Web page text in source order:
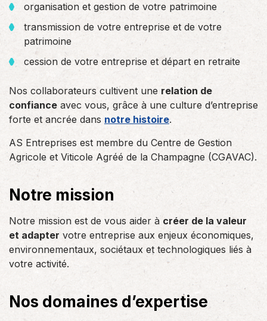
organisation et gestion de votre patrimoine
transmission de votre entreprise et de votre
patrimoine
cession de votre entreprise et départ en retraite
Nos collaborateurs cultivent une relation de
confiance avec vous, grâce à une culture d’entreprise
forte et ancrée dans notre histoire.
AS Entreprises est membre du Centre de Gestion
Agricole et Viticole Agréé de la Champagne (CGAVAC).
Notre mission
Notre mission est de vous aider à créer de la valeur
et adapter votre entreprise aux enjeux économiques,
environnementaux, sociétaux et technologiques liés à
votre activité.
Nos domaines d’expertise